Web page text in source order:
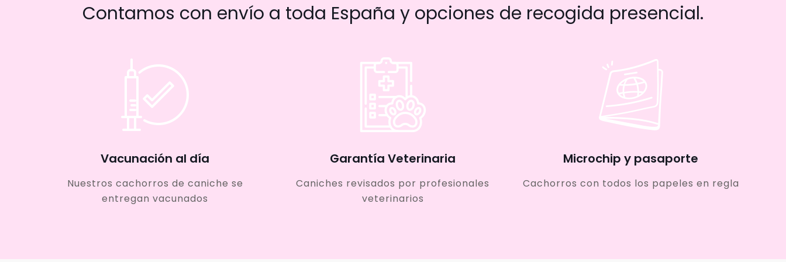
Contamos con envío a toda España y opciones de recogida presencial.
Vacunación al día
Nuestros cachorros de caniche se
entregan vacunados
Garantía Veterinaria
Caniches revisados por profesionales
veterinarios
Microchip y pasaporte
Cachorros con todos los papeles en regla